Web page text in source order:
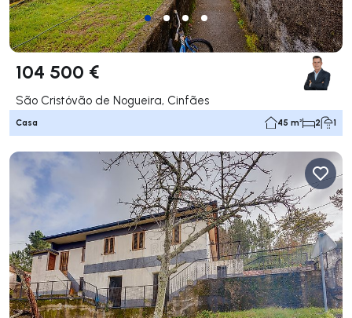
104 500 €
São Cristóvão de Nogueira, Cinfães
Casa 45 m² 2 1